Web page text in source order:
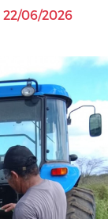
22/06/2026